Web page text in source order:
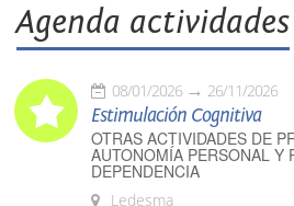
Agenda actividades
08/01/2026 26/11/2026
Estimulación Cognitiva
OTRAS ACTIVIDADES DE
AUTONOMÍA PERSONAL Y
DEPENDENCIA
Ledesma